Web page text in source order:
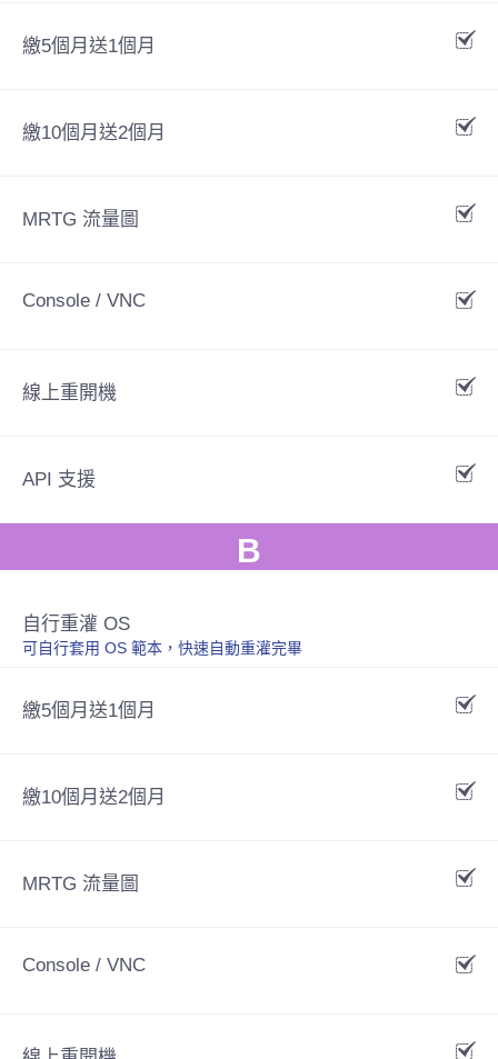
繳5個月送1個月
繳10個月送2個月
MRTG 流量圖
Console / VNC
線上重開機
API 支援
B
自行重灌 OS
可自行套用 OS 範本，快速自動重灌完畢
繳5個月送1個月
繳10個月送2個月
MRTG 流量圖
Console / VNC